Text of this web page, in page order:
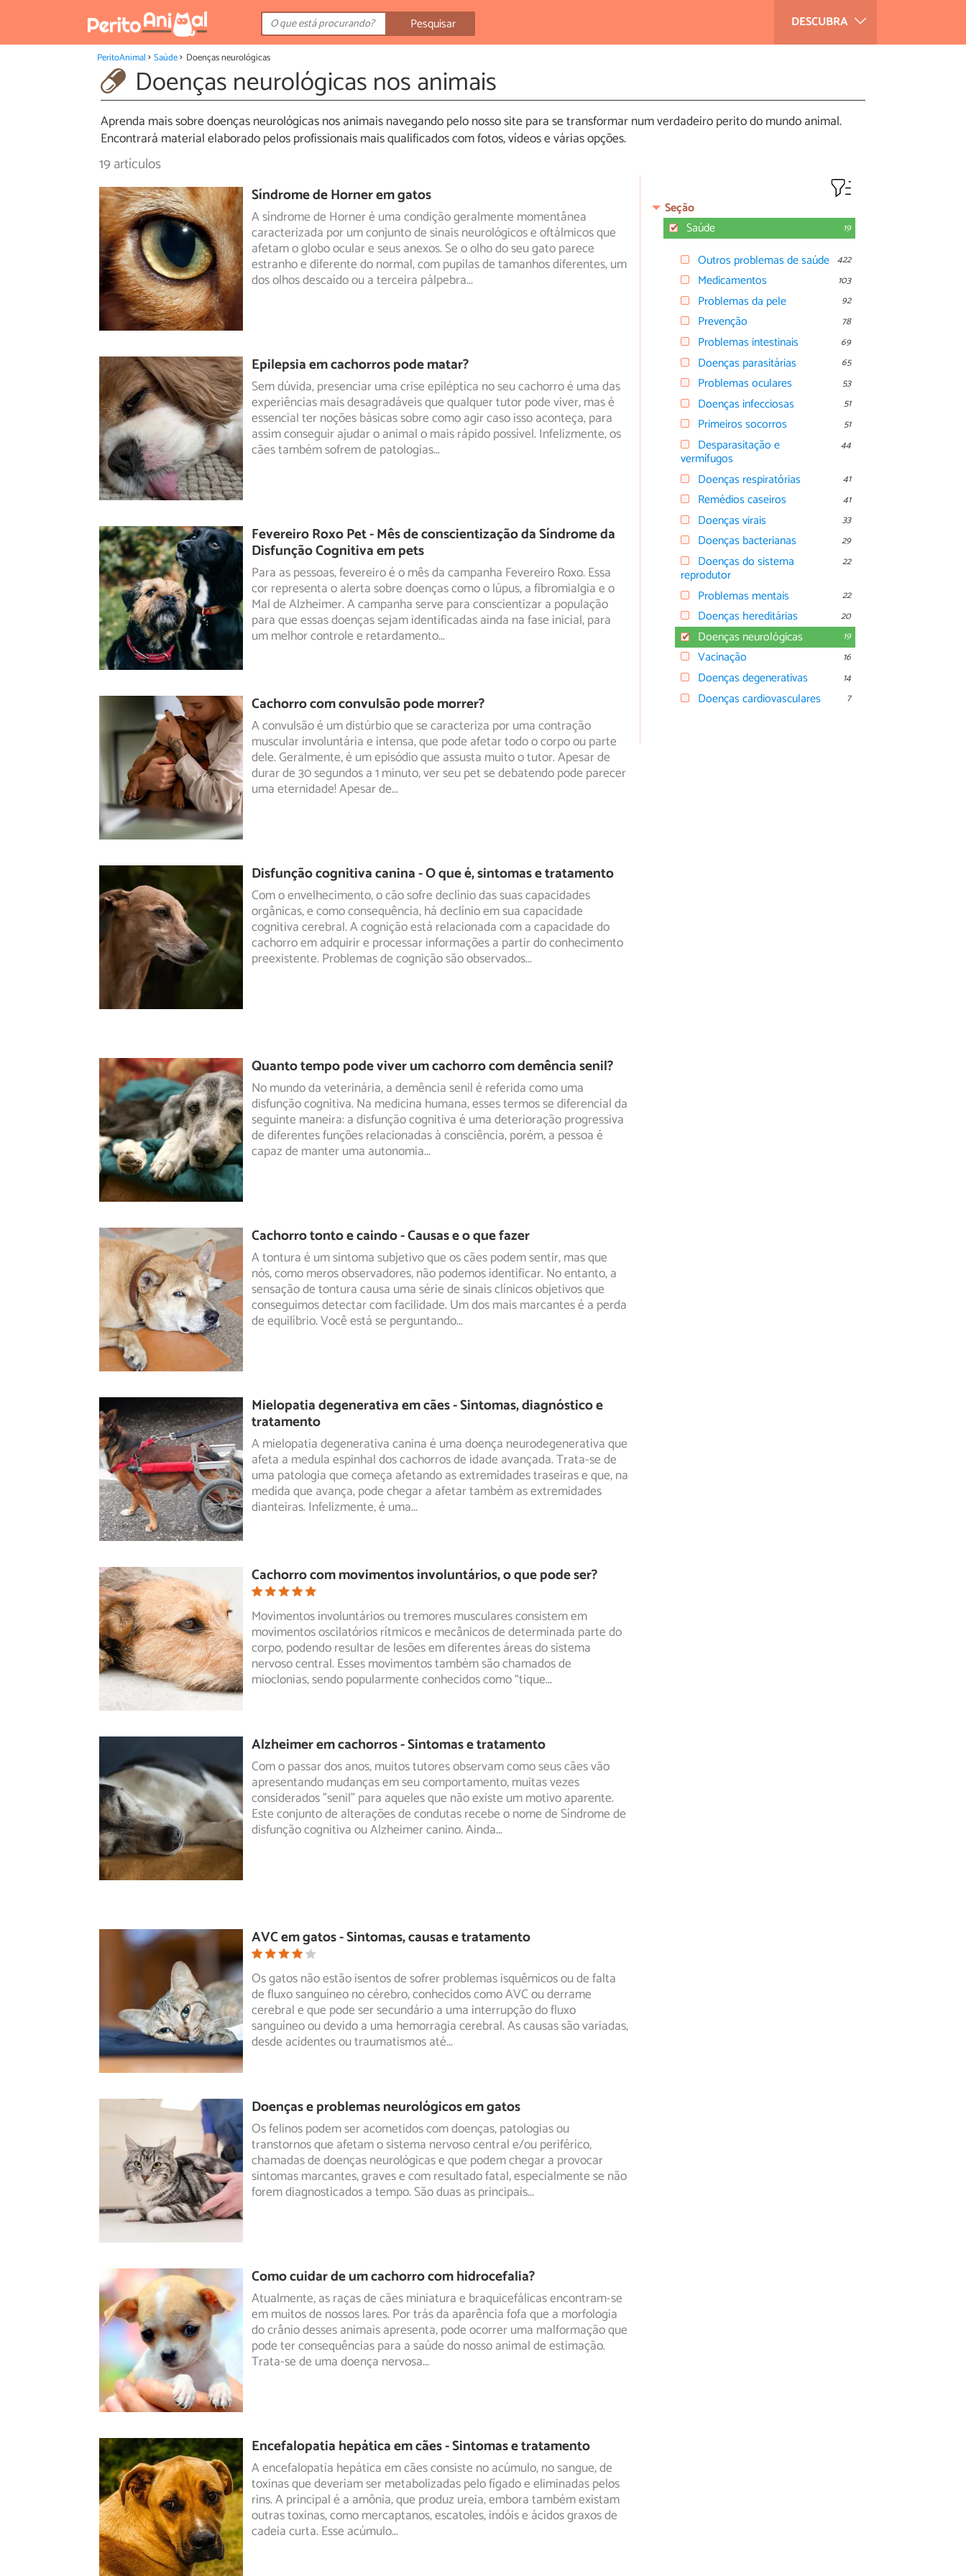
DESCUBRA
Pesquisar
PeritoAnimal Saúde Doenças neurológicas
Doenças neurológicas nos animais
Aprenda mais sobre doenças neurológicas nos animais navegando pelo nosso site para se transformar num verdadeiro perito do mundo animal.
Encontrará material elaborado pelos profissionais mais qualificados com fotos, vídeos e várias opções.
19 artículos
Síndrome de Horner em gatos
A síndrome de Horner é uma condição geralmente momentânea
caracterizada por um conjunto de sinais neurológicos e oftálmicos que
afetam o globoocular e seus anexos. Se o olho do seu gato parece
estranho e diferente do normal, com pupilas de tamanhos diferentes, um
dos olhos descaído ou a terceira pálpebra...
Epilepsia em cachorros pode matar?
Sem dúvida, presenciar uma crise epiléptica no seu cachorro é uma das
experiências mais desagradáveis que qualquer tutor pode viver, mas é
essencialter noções básicas sobre como agir caso isso aconteça, para
assim conseguir ajudar o animal o mais rápido possível. Infelizmente, os
cães também sofrem de patologias...
Fevereiro Roxo Pet - Mês de conscientização da Síndrome da
Disfunção Cognitiva em pets
Para as pessoas, fevereiro é o mês da campanha Fevereiro Roxo. Essa
cor representa o alerta sobre doenças como o lúpus, a fibromialgia e o
Malde Alzheimer. A campanha serve para conscientizar a população
para que essas doenças sejam identificadas ainda na fase inicial, para
um melhor controle e retardamento...
Cachorro com convulsão pode morrer?
A convulsão é um distúrbio que se caracteriza por uma contração
muscular involuntária e intensa, que pode afetar todo o corpo ou parte
dele.Geralmente, é um episódio que assusta muito o tutor. Apesar de
durar de 30 segundos a 1 minuto, ver seu pet se debatendo pode parecer
uma eternidade! Apesar de...
Disfunção cognitiva canina - O que é, sintomas e tratamento
Com o envelhecimento, o cão sofre declínio das suas capacidades
orgânicas, e como consequência, há declínio em sua capacidade
cognitiva cerebral.A cognição está relacionada com a capacidade do
cachorro em adquirir e processar informações a partir do conhecimento
preexistente. Problemas de cognição são observados...
Quanto tempo pode viver um cachorro com demência senil?
No mundo da veterinária, a demência senil é referida como uma
disfunção cognitiva. Na medicina humana, esses termos se diferencial da
seguinte maneira: a disfunção cognitiva é uma deterioração progressiva
de diferentes funções relacionadas à consciência, porém, a pessoa é
capaz de manter uma autonomia...
Cachorro tonto e caindo - Causas e o que fazer
A tontura é um sintoma subjetivo que os cães podem sentir, mas que
nós, como meros observadores, não podemos identificar. No entanto, a
sensaçãode tontura causa uma série de sinais clínicos objetivos que
conseguimos detectar com facilidade. Um dos mais marcantes é a perda
de equilíbrio. Você está se perguntando...
Mielopatia degenerativa em cães - Sintomas, diagnóstico e
tratamento
A mielopatia degenerativa canina é uma doença neurodegenerativa que
afeta a medula espinhal dos cachorros de idade avançada. Trata-se de
uma patologia que começa afetando as extremidades traseiras e que, na
medida que avança, pode chegar a afetar também as extremidades
dianteiras. Infelizmente, é uma...
Cachorro com movimentos involuntários, o que pode ser?
Movimentos involuntários ou tremores musculares consistem em
movimentos oscilatórios rítmicos e mecânicos de determinada parte do
corpo, podendoresultar de lesões em diferentes áreas do sistema
nervoso central. Esses movimentos também são chamados de
mioclonias, sendo popularmente conhecidos como “tique...
Alzheimer em cachorros - Sintomas e tratamento
Com o passar dos anos, muitos tutores observam como seus cães vão
apresentando mudanças em seu comportamento, muitas vezes
considerados "senil"para aqueles que não existe um motivo aparente.
Este conjunto de alterações de condutas recebe o nome de Síndrome de
disfunção cognitiva ou Alzheimer canino. Ainda...
AVC em gatos - Sintomas, causas e tratamento
Os gatos não estão isentos de sofrer problemas isquêmicos ou de falta
de fluxo sanguíneo no cérebro, conhecidos como AVC ou derrame
cerebrale que pode ser secundário a uma interrupção do fluxo
sanguíneo ou devido a uma hemorragia cerebral. As causas são variadas,
desde acidentes ou traumatismos até...
Doenças e problemas neurológicos em gatos
Os felinos podem ser acometidos com doenças, patologias ou
transtornos que afetam o sistema nervoso central e/ou periférico,
chamadas de doençasneurológicas e que podem chegar a provocar
sintomas marcantes, graves e com resultado fatal, especialmente se não
forem diagnosticados a tempo. São duas as principais...
Como cuidar de um cachorro com hidrocefalia?
Atualmente, as raças de cães miniatura e braquicefálicas encontram-se
em muitos de nossos lares. Por trás da aparência fofa que a morfologia
do crânio desses animais apresenta, pode ocorrer uma malformação que
pode ter consequências para a saúde do nosso animal de estimação.
Trata-se de uma doença nervosa...
Encefalopatia hepática em cães - Sintomas e tratamento
A encefalopatia hepática em cães consiste no acúmulo, no sangue, de
toxinas que deveriam ser metabolizadas pelo fígado e eliminadas pelos
rins.A principal é a amônia, que produz ureia, embora também existam
outras toxinas, como mercaptanos, escatoles, indóis e ácidos graxos de
cadeia curta. Esse acúmulo...
Seção
Saúde
19
Outros problemas de saúde 422
Medicamentos 103
Problemas da pele 92
Prevenção 78
Problemas intestinais 69
Doenças parasitárias 65
Problemas oculares 53
Doenças infecciosas 51
Primeiros socorros 51
Desparasitação e
vermífugos
44
Doenças respiratórias 41
Remédios caseiros 41
Doenças virais 33
Doenças bacterianas 29
Doenças do sistema
reprodutor
22
Problemas mentais 22
Doenças hereditárias 20
Doenças neurológicas 19
Vacinação 16
Doenças degenerativas 14
Doenças cardiovasculares 7